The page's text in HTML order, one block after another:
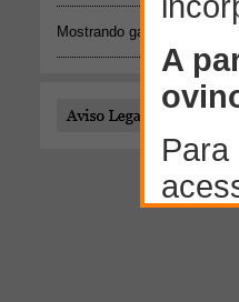
Mostrando galeria de fotos:
Todo o